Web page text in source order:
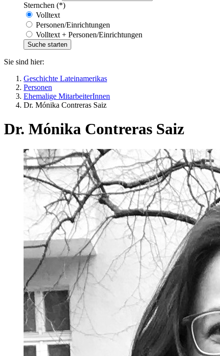
Sternchen (*)
Volltext
Personen/Einrichtungen
Volltext + Personen/Einrichtungen
Sie sind hier:
Geschichte Lateinamerikas
Personen
Ehemalige MitarbeiterInnen
Dr. Mónika Contreras Saiz
Dr. Mónika Contreras Saiz